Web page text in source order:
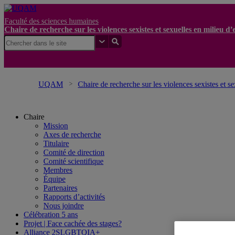
Faculté des sciences humaines
Chaire de recherche sur les violences sexistes et sexuelles en milieu
UQAM Chaire de recherche sur les violences sexistes et
Chaire
Mission
Axes de recherche
Titulaire
Comité de direction
Comité scientifique
Membres
Équipe
Partenaires
Rapports d’activités
Nous joindre
Célébration 5 ans
Projet | Face cachée des stages?
Alliance 2SLGBTQIA+